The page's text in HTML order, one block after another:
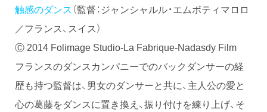
触感のダンス （監督：ジャンシャルル・エムボティマロロ
／フランス、スイス）
Ⓒ 2014 Folimage Studio-La Fabrique-Nadasdy Film
フランスのダンスカンパニーでのバックダンサーの経
歴も持つ監督は、男女のダンサーと共に、主人公の愛と
心の葛藤をダンスに置き換え、振り付けを練り上げ、そ